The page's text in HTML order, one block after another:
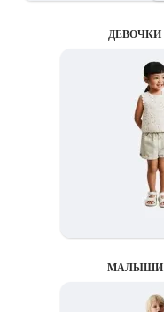
ДЕВОЧКИ
МАЛЫШИ